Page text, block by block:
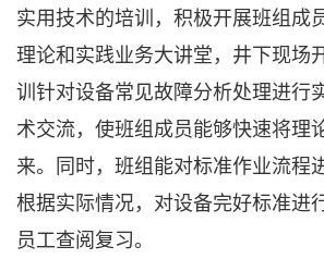
实用技术的培训，积极开展班组成
理论和实践业务大讲堂，井下现场
训针对设备常见故障分析处理进行
术交流，使班组成员能够快速将理
来。同时，班组能对标准作业流程
根据实际情况，对设备完好标准进
员工查阅复习。